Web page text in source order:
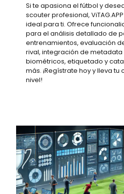
Si te apasiona el fútbol y
scouter profesional,
ideal para ti. Ofrece
para el análisis detallado de
entrenamientos, evaluación
rival, integración de metadata
biométricos, etiquetado y
más. ¡Regístrate hoy y lleva
nivel!